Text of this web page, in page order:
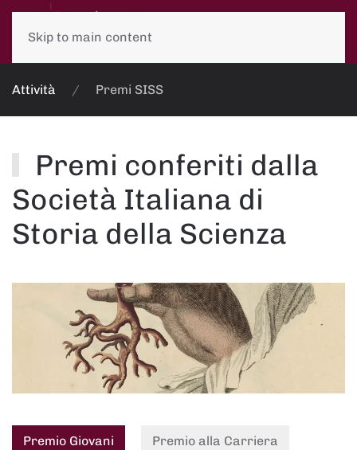
Skip to main content
Attività Premi SISS
Premi conferiti dalla
Società Italiana di
Storia della Scienza
Premio Giovani Premio alla Carriera